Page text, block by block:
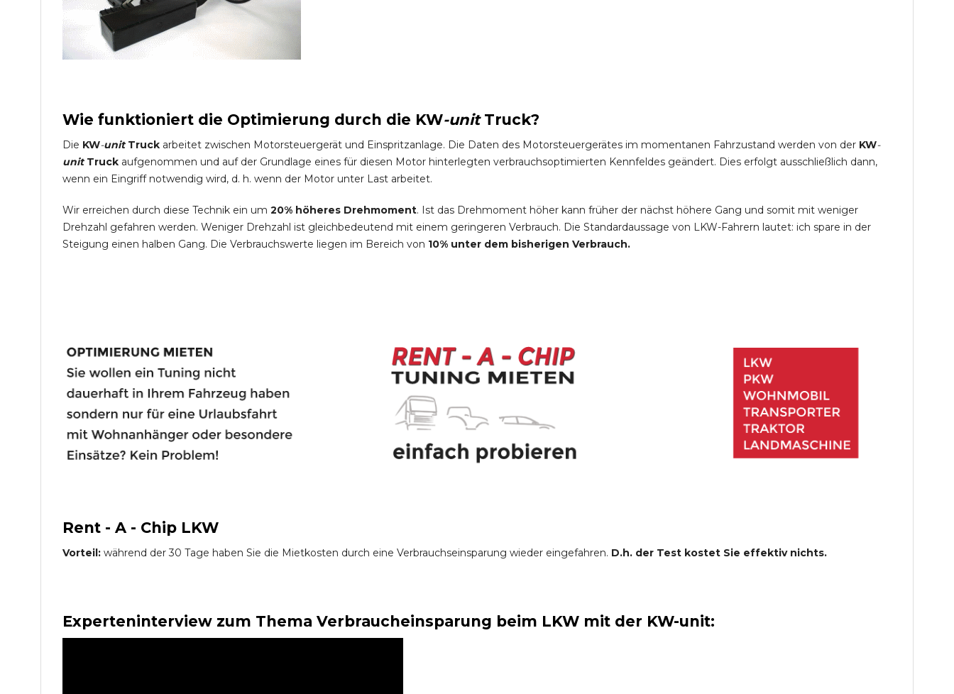
Wie funktioniert die Optimierung durch die KW-unit Truck?
Die KW-unit Truck arbeitet zwischen Motorsteuergerät und Einspritzanlage. Die Daten des Motorsteuergerätes im momentanen Fahrzustand werden von der KW-
unit Truck aufgenommen und auf der Grundlage eines für diesen Motor hinterlegten verbrauchsoptimierten Kennfeldes geändert. Dies erfolgt ausschließlich dann,
wenn ein Eingriff notwendig wird, d. h. wenn der Motor unter Last arbeitet.
Wir erreichen durch diese Technik ein um 20% höheres Drehmoment. Ist das Drehmoment höher kann früher der nächst höhere Gang und somit mit weniger
Drehzahl gefahren werden. Weniger Drehzahl ist gleichbedeutend mit einem geringeren Verbrauch. Die Standardaussage von LKW-Fahrern lautet: ich spare in der
Steigung einen halben Gang. Die Verbrauchswerte liegen im Bereich von 10% unter dem bisherigen Verbrauch.
Rent - A - Chip LKW
Vorteil: während der 30 Tage haben Sie die Mietkosten durch eine Verbrauchseinsparung wieder eingefahren. D.h. der Test kostet Sie effektiv nichts.
Experteninterview zum Thema Verbraucheinsparung beim LKW mit der KW-unit: